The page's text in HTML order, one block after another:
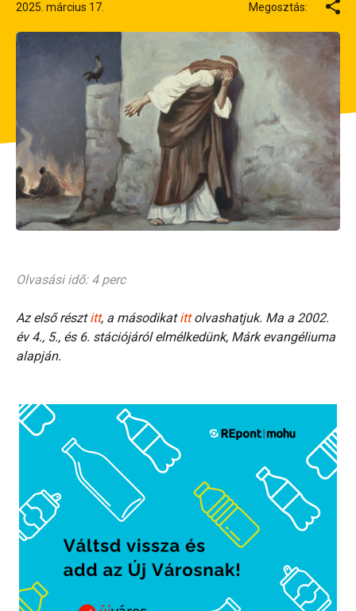
2025. március 17.
Megosztás:
Olvasási idő: 4 perc
Az első résztitt, a másodikatittolvashatjuk. Ma a 2002.
év 4., 5., és 6. stációjáról elmélkedünk, Márk evangéliuma
alapján.